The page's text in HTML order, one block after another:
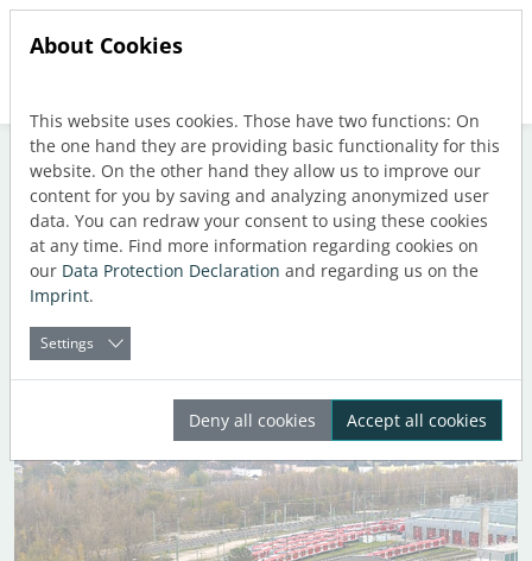
Jump directly to main navigation
Jump directly to content
Category: Ссылки
About Cookies
This website uses cookies. Those have two functions: On
the one hand they are providing basic functionality for this
website. On the other hand they allow us to improve our
content for you by saving and analyzing anonymized user
data. You can redraw your consent to using these cookies
at any time. Find more information regarding cookies on
our Data Protection Declaration and regarding us on the
Imprint.
Settings
Deny all cookies Accept all cookies